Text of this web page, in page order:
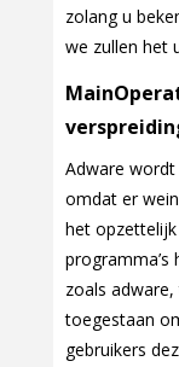
zolang u
we zullen het
Adware
omdat er
het
programma’s
zoals
toegestaan
gebruikers